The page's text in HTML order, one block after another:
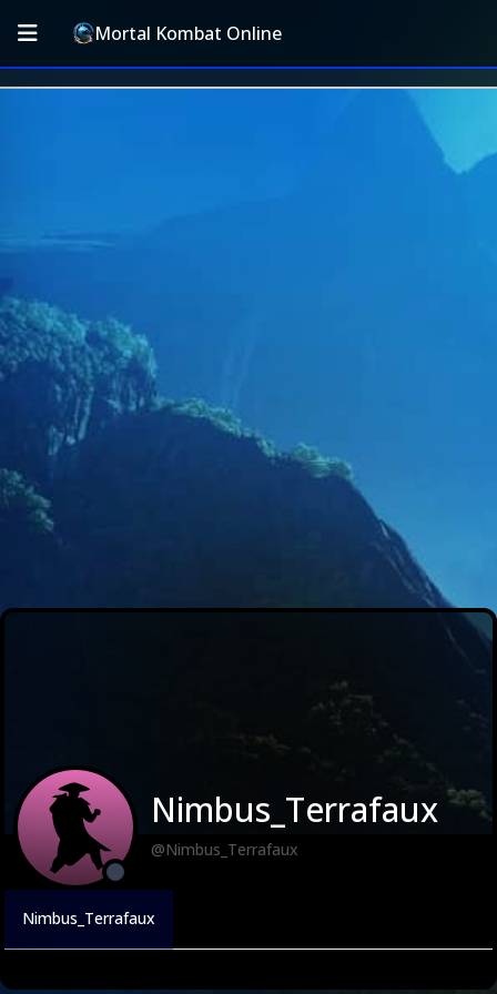
Mortal Kombat Online
Nimbus_Terrafaux
@Nimbus_Terrafaux
Nimbus_Terrafaux